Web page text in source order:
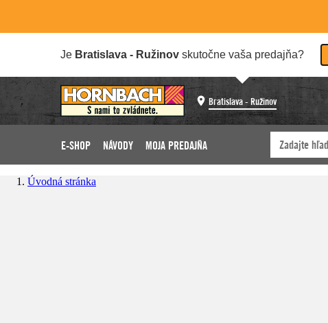
Je Bratislava - Ružinov skutočne vaša predajňa?
Bratislava - Ružinov
E-SHOP NÁVODY MOJA PREDAJŇA
Úvodná stránka